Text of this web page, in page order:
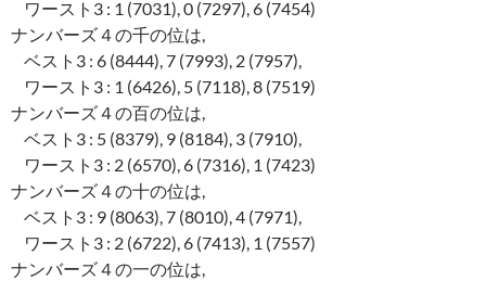
ワースト3 : 1 (7031), 0 (7297), 6 (7454)
ナンバーズ４の千の位は,
ベスト3 : 6 (8444), 7 (7993), 2 (7957),
ワースト3 : 1 (6426), 5 (7118), 8 (7519)
ナンバーズ４の百の位は,
ベスト3 : 5 (8379), 9 (8184), 3 (7910),
ワースト3 : 2 (6570), 6 (7316), 1 (7423)
ナンバーズ４の十の位は,
ベスト3 : 9 (8063), 7 (8010), 4 (7971),
ワースト3 : 2 (6722), 6 (7413), 1 (7557)
ナンバーズ４の一の位は,